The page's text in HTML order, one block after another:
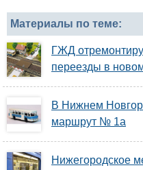
Материалы по теме:
ГЖД
переезды в
В Нижнем
маршрут № 1а
Нижегородское